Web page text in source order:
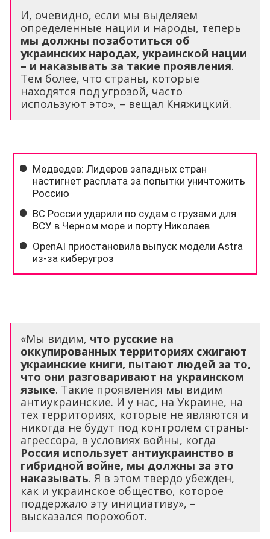
И, очевидно, если мы выделяем
определенные нации и народы, теперь
мы должны позаботиться об
украинских народах, украинской нации
– и наказывать за такие проявления.
Тем более, что страны, которые
находятся под угрозой, часто
используют это», – вещал Княжицкий.
«Мы видим, что русские на
оккупированных территориях сжигают
украинские книги, пытают людей за то,
что они разговаривают на украинском
языке. Такие проявления мы видим
антиукраинские. И у нас, на Украине, на
тех территориях, которые не являются и
никогда не будут под контролем страны-
агрессора, в условиях войны, когда
Россия использует антиукраинство в
гибридной войне, мы должны за это
наказывать. Я в этом твердо убежден,
как и украинское общество, которое
поддержало эту инициативу», –
высказался порохобот.